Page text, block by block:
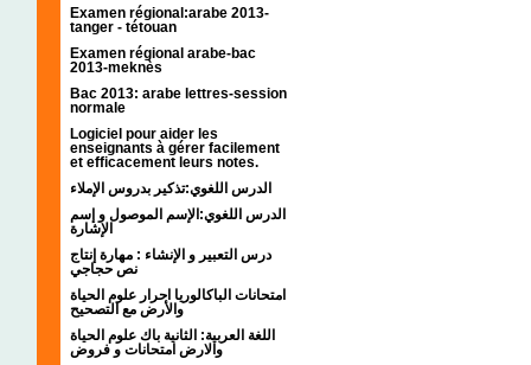
Examen régional:arabe 2013-
tanger - tétouan
Examen régional arabe-bac
2013-meknès
Bac 2013: arabe lettres-session
normale
Logiciel pour aider les
enseignants à gérer facilement
et efficacement leurs notes.
الدرس اللغوي:تذكير بدروس الإملاء
الدرس اللغوي:الإسم الموصول و إسم
الإشارة
درس التعبير و الإنشاء : مهارة إنتاج
نص حجاجي
امتحانات الباكالوريا احرار علوم الحياة
والأرض مع التصحيح
اللغة العربية: الثانية باك علوم الحياة
والارض امتحانات و فروض